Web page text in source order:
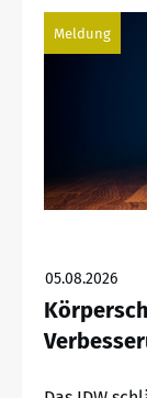
Meldung
05.08.2026